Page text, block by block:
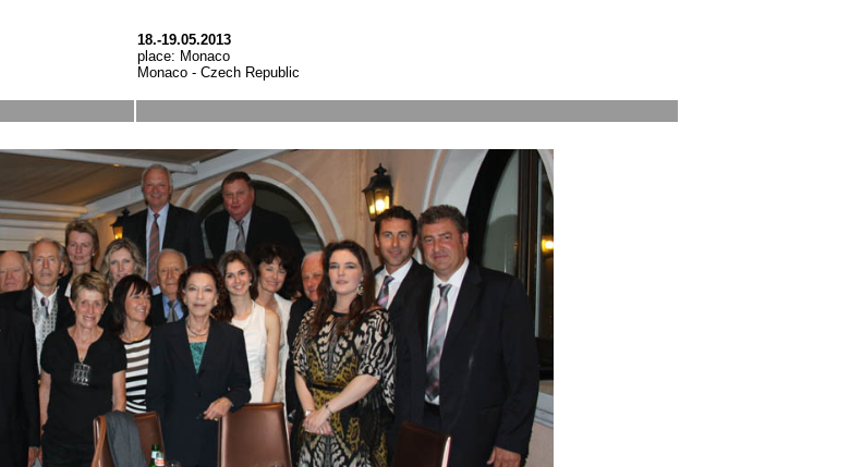
18.-19.05.2013
place: Monaco
Monaco - Czech Republic